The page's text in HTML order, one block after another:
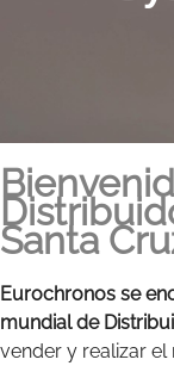
Santa
Eurochronos se
mundial de
vender y realizar el